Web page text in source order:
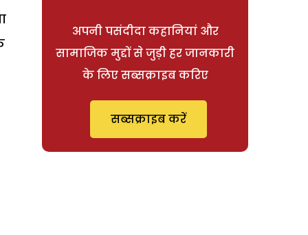
अपनी पसंदीदा कहानियां और
सामाजिक मुद्दों से जुड़ी हर जानकारी
के लिए सब्सक्राइब करिए
सब्सक्राइब करें